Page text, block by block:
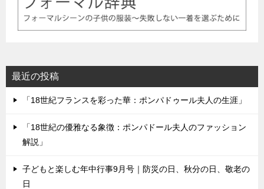
最近の投稿
「18世紀フランスを彩った華：ポンパドゥール夫人の生涯」
「18世紀の優雅なる象徴：ポンパドール夫人のファッション
解説」
子どもと楽しむ年中行事9月号｜防災の日、秋分の日、敬老の
日